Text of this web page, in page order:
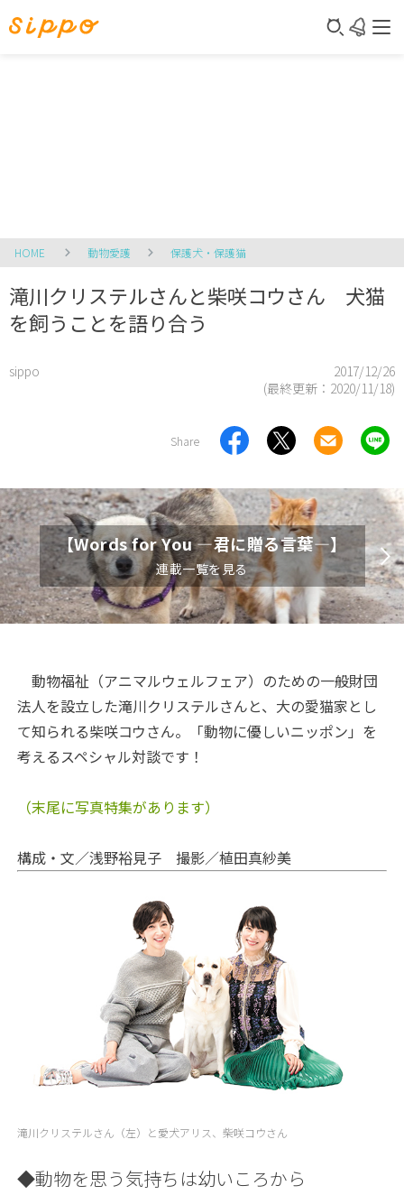
HOME 動物愛護 保護犬・保護猫
滝川クリステルさんと柴咲コウさん 犬猫
を飼うことを語り合う
sippo
2017/12/26
(最終更新： 2020/11/18)
Share
【Words for You ―君に贈る言葉―】
連載一覧を見る
動物福祉（アニマルウェルフェア）のための一般財団
法人を設立した滝川クリステルさんと、大の愛猫家とし
て知られる柴咲コウさん。「動物に優しいニッポン」を
考えるスペシャル対談です！
（末尾に写真特集があります）
構成・文／浅野裕見子 撮影／植田真紗美
滝川クリステルさん（左）と愛犬アリス、柴咲コウさん
◆動物を思う気持ちは幼いころから